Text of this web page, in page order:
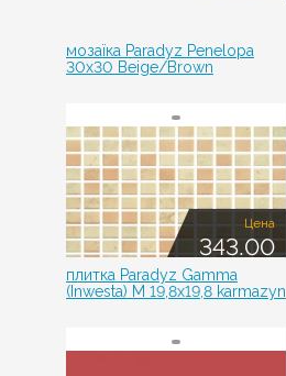
мозаїка Paradyz Penelopa
30x30 Beige/Brown
Цена
343.00
плитка Paradyz Gamma
(Inwesta) M 19,8x19,8 karmazyn